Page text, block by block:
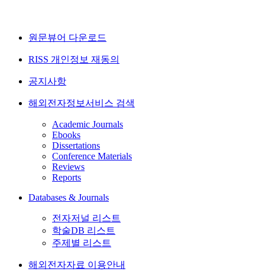
원문뷰어 다운로드
RISS 개인정보 재동의
공지사항
해외전자정보서비스 검색
Academic Journals
Ebooks
Dissertations
Conference Materials
Reviews
Reports
Databases & Journals
전자저널 리스트
학술DB 리스트
주제별 리스트
해외전자자료 이용안내